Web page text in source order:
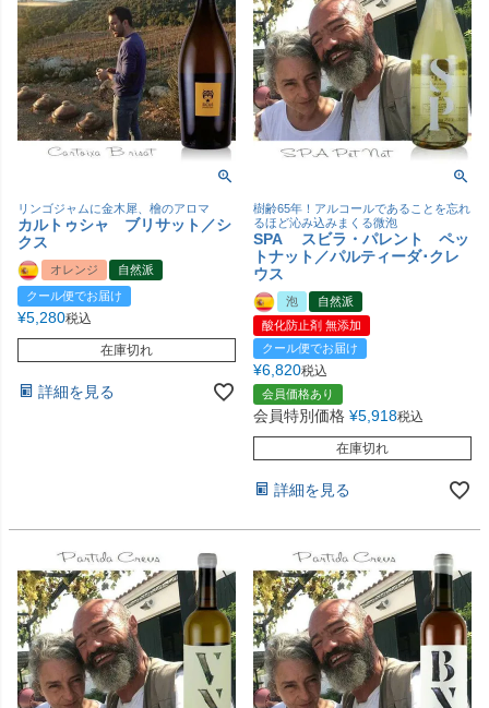
リンゴジャムに金木犀、檜のアロマ
カルトゥシャ ブリサット／シ
クス
オレンジ
自然派
クール便でお届け
¥5,280税込
在庫切れ
詳細を見る
樹齢65年！アルコールであることを忘れ
るほど沁み込みまくる微泡
SPA スビラ・パレント ペッ
トナット／パルティーダ･クレ
ウス
泡
自然派
酸化防止剤 無添加
クール便でお届け
¥6,820税込
会員価格あり
会員特別価格 ¥5,918税込
在庫切れ
詳細を見る